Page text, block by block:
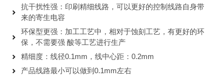
抗干扰性强：印刷精细线路，可以更好的控制线路自身带
来的寄生电容
环保型更强：加工工艺中，相对于蚀刻工艺，有更好的环
保，不需要强 酸等工艺进行生产
精细度：线径0.1mm，线中心距：0.2mm
产品线路最小可以做到0.1mm左右